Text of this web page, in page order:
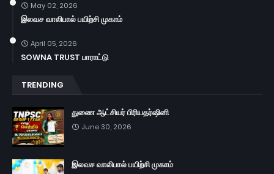
May 02, 2026
இலவச வாலிபால் பயிற்சி முகாம்
April 05, 2026
SOWNA TRUST பாராட்டு
TRENDING
துணை ஆட்சியர் பிரியதர்ஷினி
June 30, 2026
இலவச வாலிபால் பயிற்சி முகாம்